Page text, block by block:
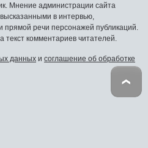
Мнение администрации сайта
в интервью,
прямой речи персонажей публикаций.
текст комментариев читателей.
данных и соглашение об обработке